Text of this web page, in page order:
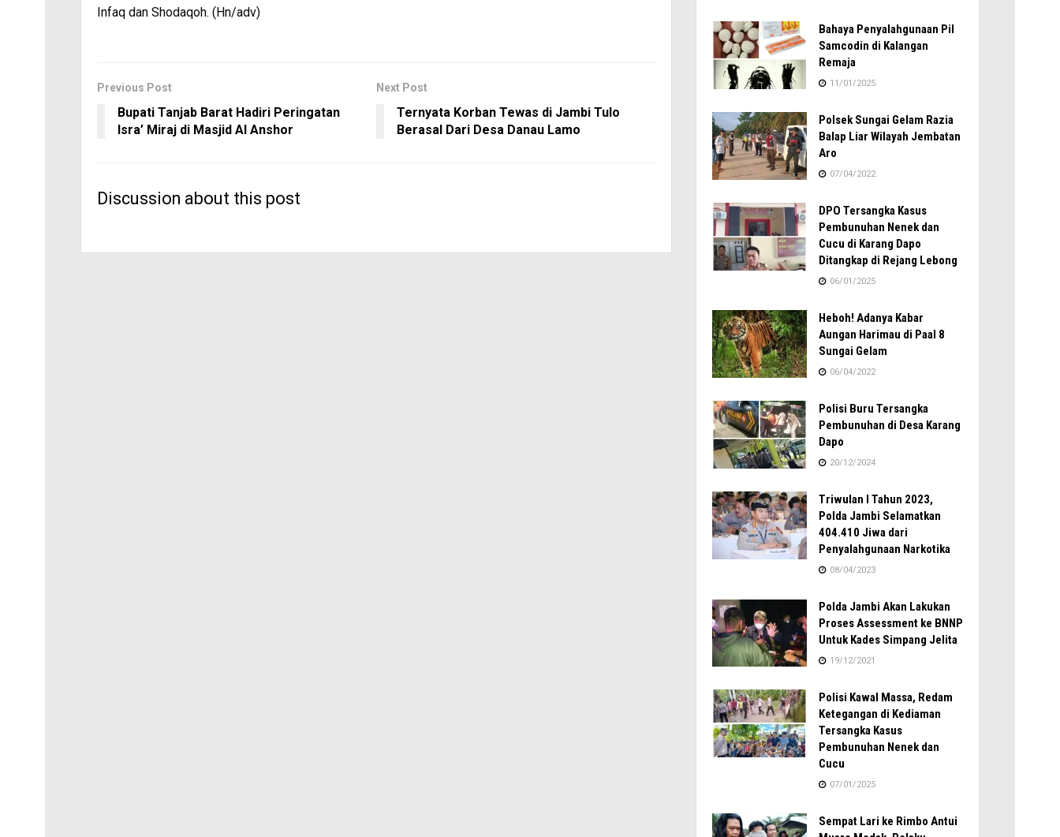
Infaq dan Shodaqoh. (Hn/adv)
Previous Post
Bupati Tanjab Barat Hadiri Peringatan
Isra’ Miraj di Masjid Al Anshor
Next Post
Ternyata Korban Tewas di Jambi Tulo
Berasal Dari Desa Danau Lamo
Discussion about this post
Bahaya Penyalahgunaan Pil
Samcodin di Kalangan
Remaja
11/01/2025
Polsek Sungai Gelam Razia
Balap Liar Wilayah Jembatan
Aro
07/04/2022
DPO Tersangka Kasus
Pembunuhan Nenek dan
Cucu di Karang Dapo
Ditangkap di Rejang Lebong
06/01/2025
Heboh! Adanya Kabar
Aungan Harimau di Paal 8
Sungai Gelam
06/04/2022
Polisi Buru Tersangka
Pembunuhan di Desa Karang
Dapo
20/12/2024
Triwulan I Tahun 2023,
Polda Jambi Selamatkan
404.410 Jiwa dari
Penyalahgunaan Narkotika
08/04/2023
Polda Jambi Akan Lakukan
Proses Assessment ke BNNP
Untuk Kades Simpang Jelita
19/12/2021
Polisi Kawal Massa, Redam
Ketegangan di Kediaman
Tersangka Kasus
Pembunuhan Nenek dan
Cucu
07/01/2025
Sempat Lari ke Rimbo Antui